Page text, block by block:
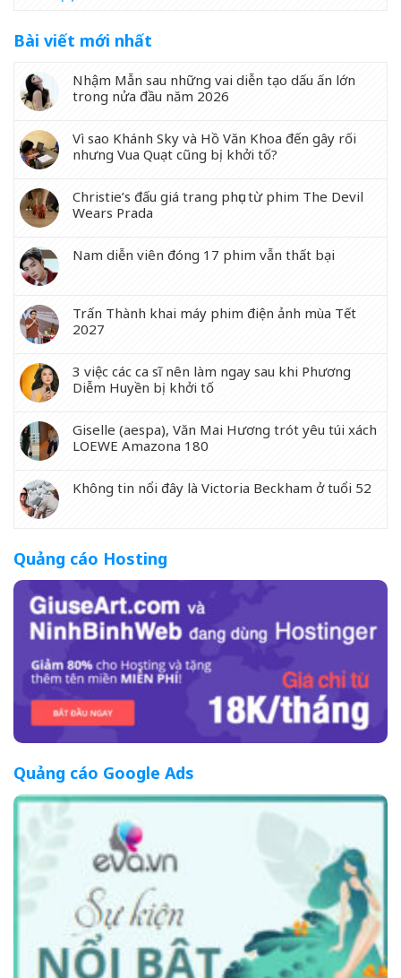
Bài viết mới nhất
Nhậm Mẫn sau những vai diễn tạo dấu ấn lớn
trong nửa đầu năm 2026
Vì sao Khánh Sky và Hồ Văn Khoa đến gây rối
nhưng Vua Quạt cũng bị khởi tố?
Christie’s đấu giá trang phục từ phim The Devil
Wears Prada
Nam diễn viên đóng 17 phim vẫn thất bại
Trấn Thành khai máy phim điện ảnh mùa Tết
2027
3 việc các ca sĩ nên làm ngay sau khi Phương
Diễm Huyền bị khởi tố
Giselle (aespa), Văn Mai Hương trót yêu túi xách
LOEWE Amazona 180
Không tin nổi đây là Victoria Beckham ở tuổi 52
Quảng cáo Hosting
Quảng cáo Google Ads